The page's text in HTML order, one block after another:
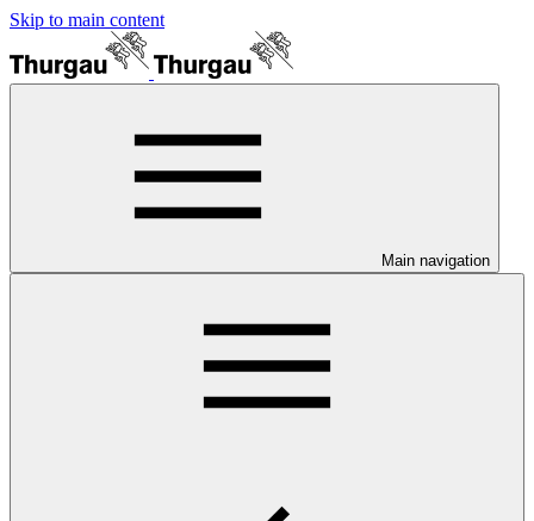
Skip to main content
Main navigation